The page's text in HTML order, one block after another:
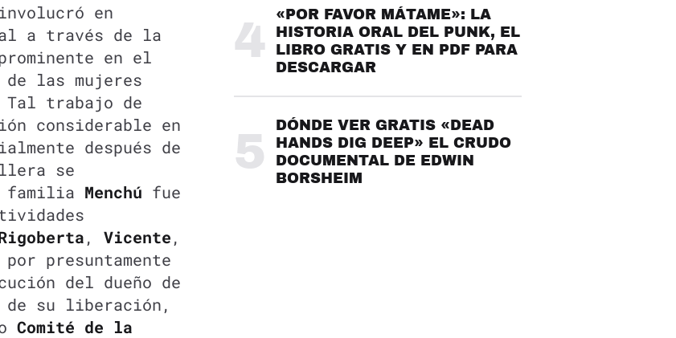
en
a través de la
en el
de las mujeres
Tal trabajo de
considerable en
después de
se
familia Menchú fue
, Vicente,
presuntamente
del dueño de
de su liberación,
Comité de la
4
«POR FAVOR MÁTAME»: LA
HISTORIA ORAL DEL PUNK, EL
LIBRO GRATIS Y EN PDF PARA
DESCARGAR
5
DÓNDE VER GRATIS «DEAD
HANDS DIG DEEP» EL CRUDO
DOCUMENTAL DE EDWIN
BORSHEIM